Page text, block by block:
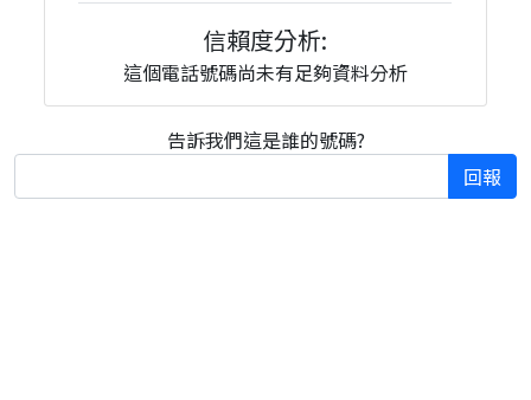
信賴度分析:
這個電話號碼尚未有足夠資料分析
告訴我們這是誰的號碼?
回報